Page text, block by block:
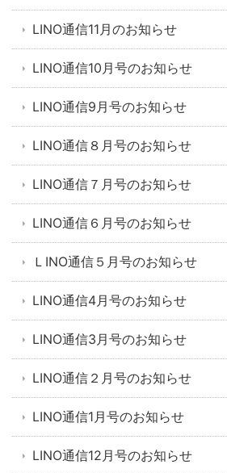
LINO通信11月のお知らせ
LINO通信10月号のお知らせ
LINO通信9月号のお知らせ
LINO通信８月号のお知らせ
LINO通信７月号のお知らせ
LINO通信６月号のお知らせ
ＬINO通信５月号のお知らせ
LINO通信4月号のお知らせ
LINO通信3月号のお知らせ
LINO通信２月号のお知らせ
LINO通信1月号のお知らせ
LINO通信12月号のお知らせ